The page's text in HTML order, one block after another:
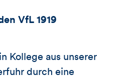
VfL 1919
Kollege aus unserer
durch eine